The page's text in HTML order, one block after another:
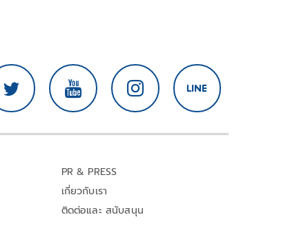
PR & PRESS
เกี่ยวกับเรา
ติดต่อและ สนับสนุน